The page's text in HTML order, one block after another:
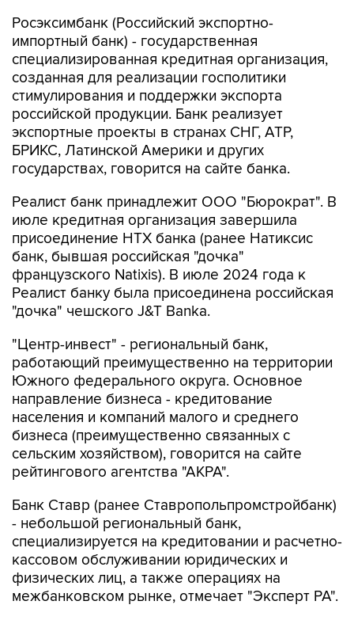
Росэксимбанк (Российский экспортно-
импортный банк) - государственная
специализированная кредитная организация,
созданная для реализации госполитики
стимулирования и поддержки экспорта
российской продукции. Банк реализует
экспортные проекты в странах СНГ, АТР,
БРИКС, Латинской Америки и других
государствах, говорится на сайте банка.
Реалист банк принадлежит ООО "Бюрократ". В
июле кредитная организация завершила
присоединение НТХ банка (ранее Натиксис
банк, бывшая российская "дочка"
французского Natixis). В июле 2024 года к
Реалист банку была присоединена российская
"дочка" чешского J&T Banka.
"Центр-инвест" - региональный банк,
работающий преимущественно на территории
Южного федерального округа. Основное
направление бизнеса - кредитование
населения и компаний малого и среднего
бизнеса (преимущественно связанных с
сельским хозяйством), говорится на сайте
рейтингового агентства "АКРА".
Банк Ставр (ранее Ставропольпромстройбанк)
- небольшой региональный банк,
специализируется на кредитовании и расчетно-
кассовом обслуживании юридических и
физических лиц, а также операциях на
межбанковском рынке, отмечает "Эксперт РА".